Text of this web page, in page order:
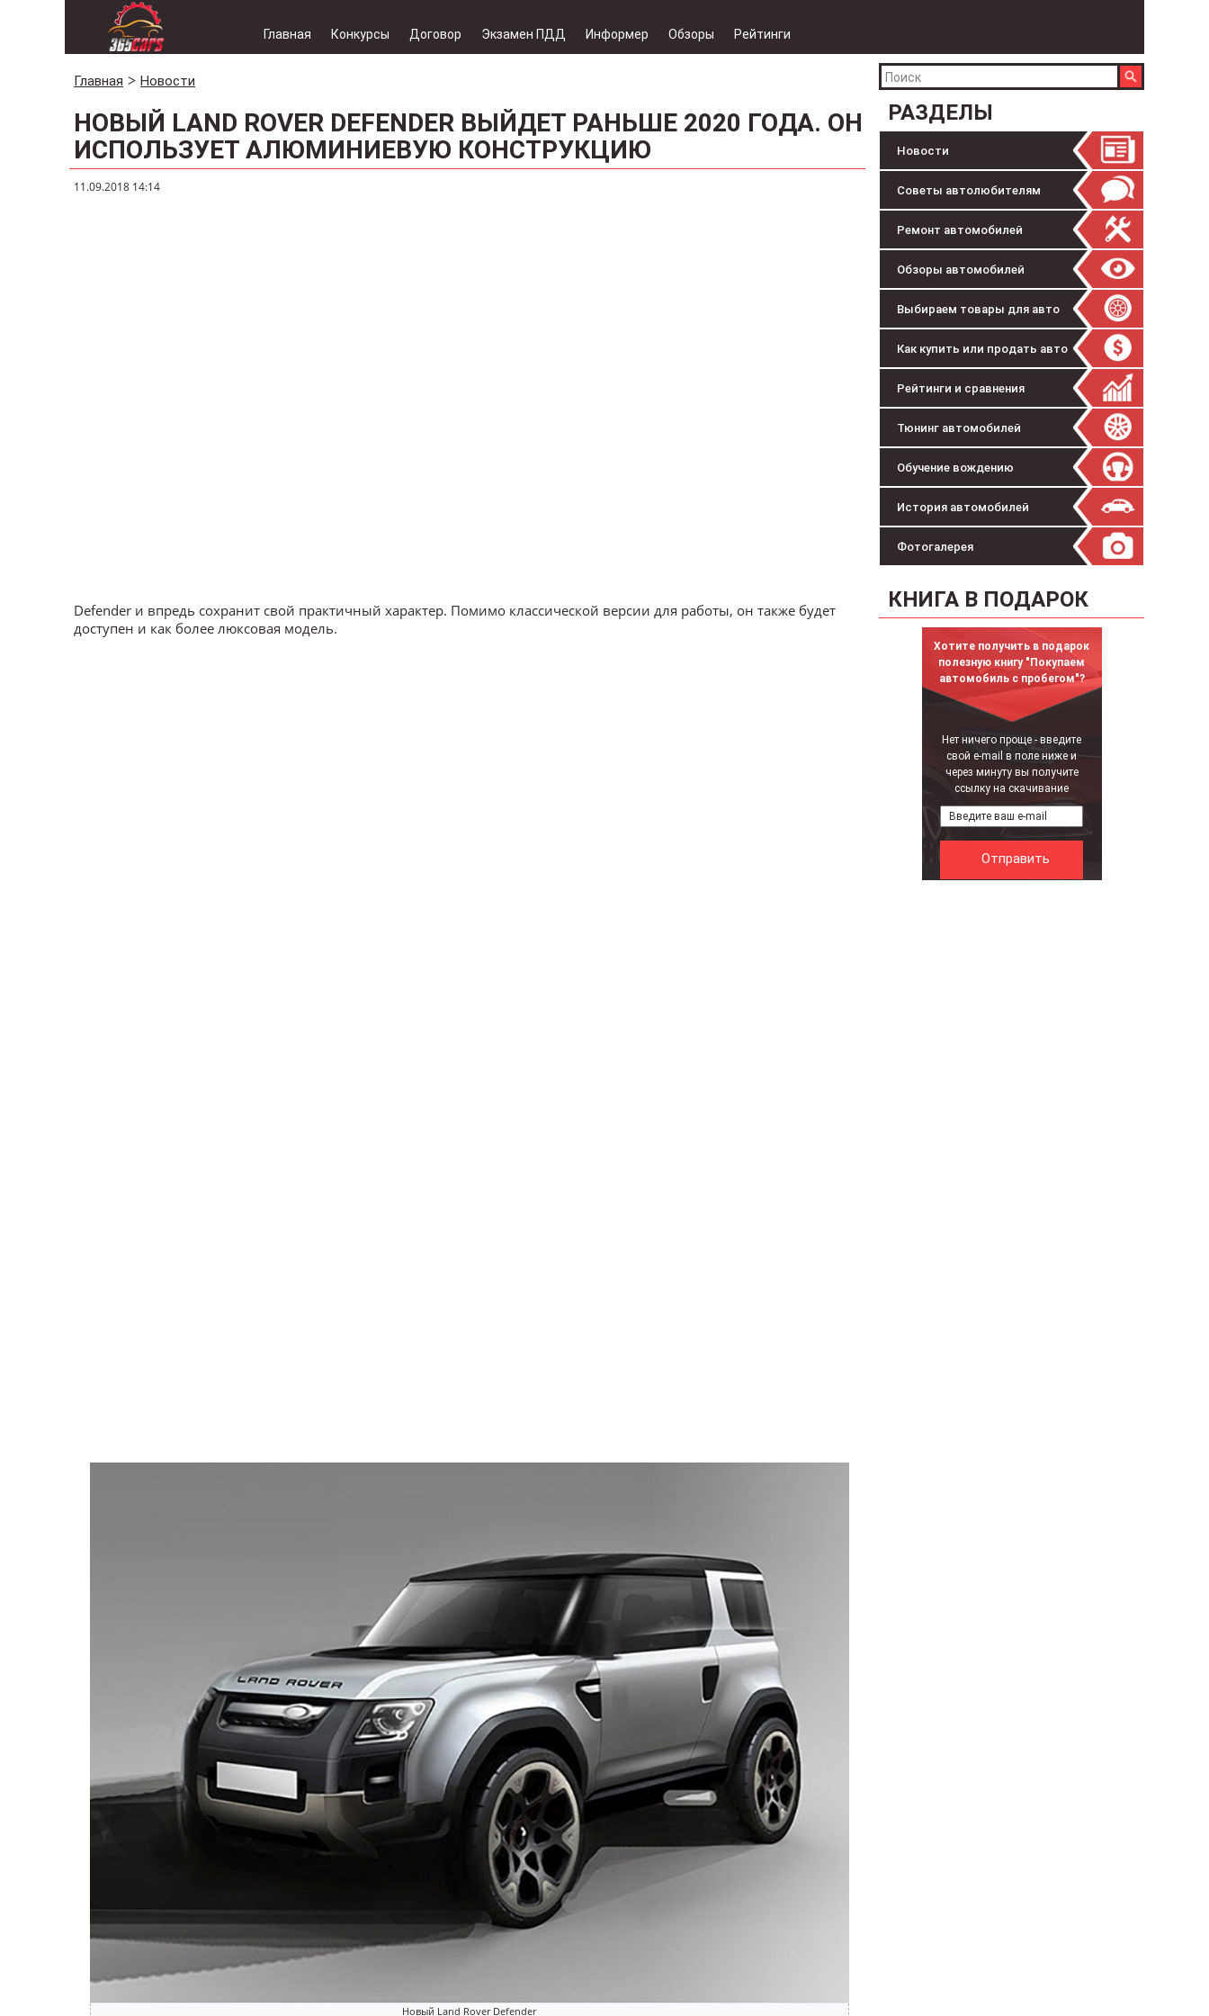
Главная Конкурсы Договор Экзамен ПДД Информер Обзоры Рейтинги
РАЗДЕЛЫ
Новости
Советы автолюбителям
Ремонт автомобилей
Обзоры автомобилей
Выбираем товары для авто
Как купить или продать авто
Рейтинги и сравнения
Тюнинг автомобилей
Обучение вождению
История автомобилей
Фотогалерея
КНИГА В ПОДАРОК
Хотите получить в подарок
полезную книгу "Покупаем
автомобиль с пробегом"?
Нет ничего проще - введите
свой e-mail в поле ниже и
через минуту вы получите
ссылку на скачивание
Главная Новости
НОВЫЙ LAND ROVER DEFENDER ВЫЙДЕТ РАНЬШЕ 2020 ГОДА. ОН
ИСПОЛЬЗУЕТ АЛЮМИНИЕВУЮ КОНСТРУКЦИЮ
11.09.2018 14:14
Defender и впредь сохранит свой практичный характер. Помимо классической версии для работы, он также будет
доступен и как более люксовая модель.
Новый Land Rover Defender